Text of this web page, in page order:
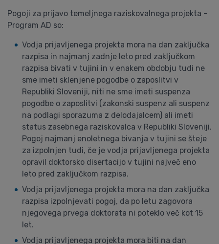
Pogoji za prijavo temeljnega raziskovalnega projekta -
Program AD so:
Vodja prijavljenega projekta mora na dan zaključka
razpisa in najmanj zadnje leto pred zaključkom
razpisa bivati v tujini in v enakem obdobju tudi ne
sme imeti sklenjene pogodbe o zaposlitvi v
Republiki Sloveniji, niti ne sme imeti suspenza
pogodbe o zaposlitvi (zakonski suspenz ali suspenz
na podlagi sporazuma z delodajalcem) ali imeti
status zasebnega raziskovalca v Republiki Sloveniji.
Pogoj najmanj enoletnega bivanja v tujini se šteje
za izpolnjen tudi, če je vodja prijavljenega projekta
opravil doktorsko disertacijo v tujini največ eno
leto pred zaključkom razpisa.
Vodja prijavljenega projekta mora na dan zaključka
razpisa izpolnjevati pogoj, da po letu zagovora
njegovega prvega doktorata ni poteklo več kot 15
let.
Vodja prijavljenega projekta mora biti na dan